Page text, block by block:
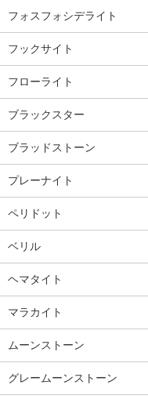
フォスフォシデライト
フックサイト
フローライト
ブラックスター
ブラッドストーン
プレーナイト
ペリドット
ベリル
ヘマタイト
マラカイト
ムーンストーン
グレームーンストーン